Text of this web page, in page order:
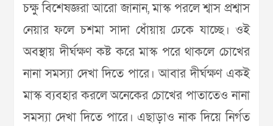
চক্ষু বিশেষজ্ঞরা আরো জানান, মাস্ক পরলে শ্বাস প্রশ্বাস
নেয়ার ফলে চশমা সাদা ধোঁয়ায় ঢেকে যাচ্ছে। ওই
অবস্থায় দীর্ঘক্ষণ কষ্ট করে মাস্ক পরে থাকলে চোখের
নানা সমস্যা দেখা দিতে পারে। আবার দীর্ঘক্ষণ একই
মাস্ক ব্যবহার করলে অনেকের চোখের পাতাতেও নানা
সমস্যা দেখা দিতে পারে। এছাড়াও নাক দিয়ে নির্গত